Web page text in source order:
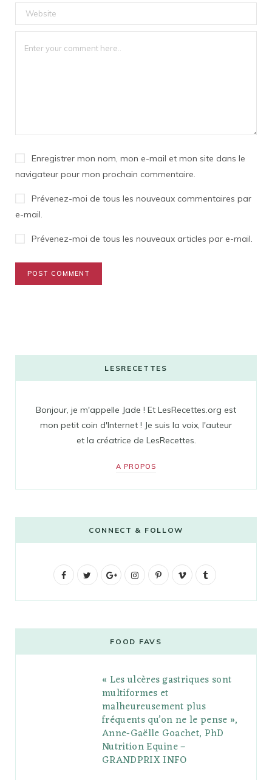
Enregistrer mon nom, mon e-mail et mon site dans le
navigateur pour mon prochain commentaire.
Prévenez-moi de tous les nouveaux commentaires par
e-mail.
Prévenez-moi de tous les nouveaux articles par e-mail.
LESRECETTES
Bonjour, je m'appelle Jade ! Et LesRecettes.org est
mon petit coin d'Internet ! Je suis la voix, l'auteur
et la créatrice de LesRecettes.
A PROPOS
CONNECT & FOLLOW
F
b
t
G
g
l
e
P
l
s
I
t
a
g
r
a
m
P
e
r
e
s
V
o
l
r
FOOD FAVS
« Les ulcères gastriques sont
multiformes et
malheureusement plus
fréquents qu’on ne le pense »,
Anne-Gaëlle Goachet, PhD
Nutrition Equine –
GRANDPRIX INFO